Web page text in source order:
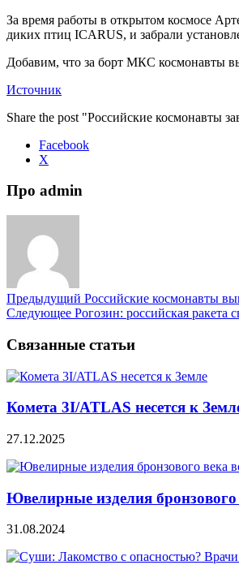
За время работы в открытом космосе
диких птиц ICARUS, и забрали
Добавим, что за борт МКС космонавты
Источник
Share the post "Российские космонавты
Facebook
X
Про admin
Предыдущий Российские космонавты
Следующее Рогозин: российская ракета
Связанные статьи
Комета 3I/ATLAS несется к
27.12.2025
Ювелирные изделия бронзового
31.08.2024